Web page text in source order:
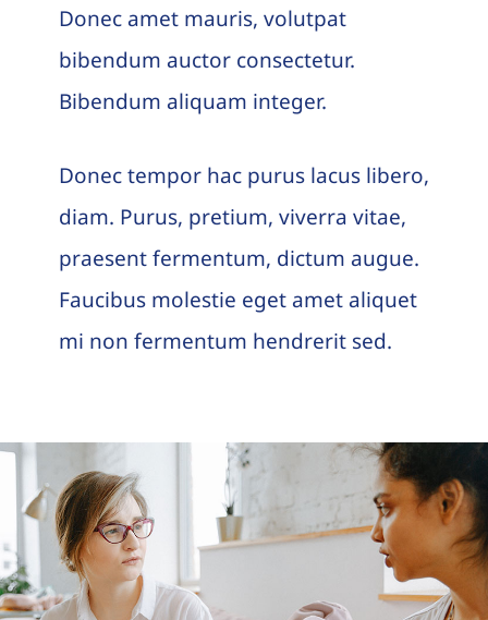
Donec amet mauris, volutpat
bibendum auctor consectetur.
Bibendum aliquam integer.
Donec tempor hac purus lacus libero,
diam. Purus, pretium, viverra vitae,
praesent fermentum, dictum augue.
Faucibus molestie eget amet aliquet
mi non fermentum hendrerit sed.